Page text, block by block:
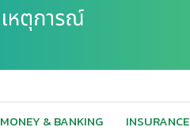
MONEY & BANKING INSURANCE